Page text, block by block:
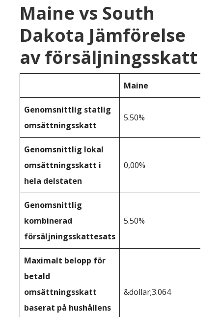
Maine vs South
Dakota Jämförelse
av försäljningsskatt
Maine
Genomsnittlig statlig
omsättningsskatt
5.50%
Genomsnittlig lokal
omsättningsskatt i
hela delstaten
0,00%
Genomsnittlig
kombinerad
försäljningsskattesats
5.50%
Maximalt belopp för
betald
omsättningsskatt
baserat på hushållens
&dollar;3.064